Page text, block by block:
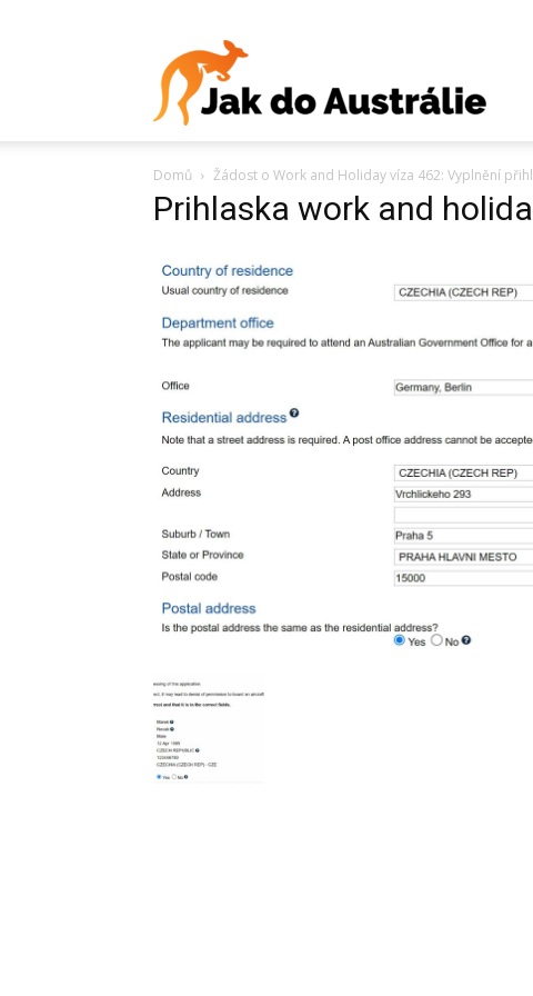
do
Víza,
letenky,
Domů Žádost o Work and Holiday víza 462: Vyplnění
Prihlaska work and